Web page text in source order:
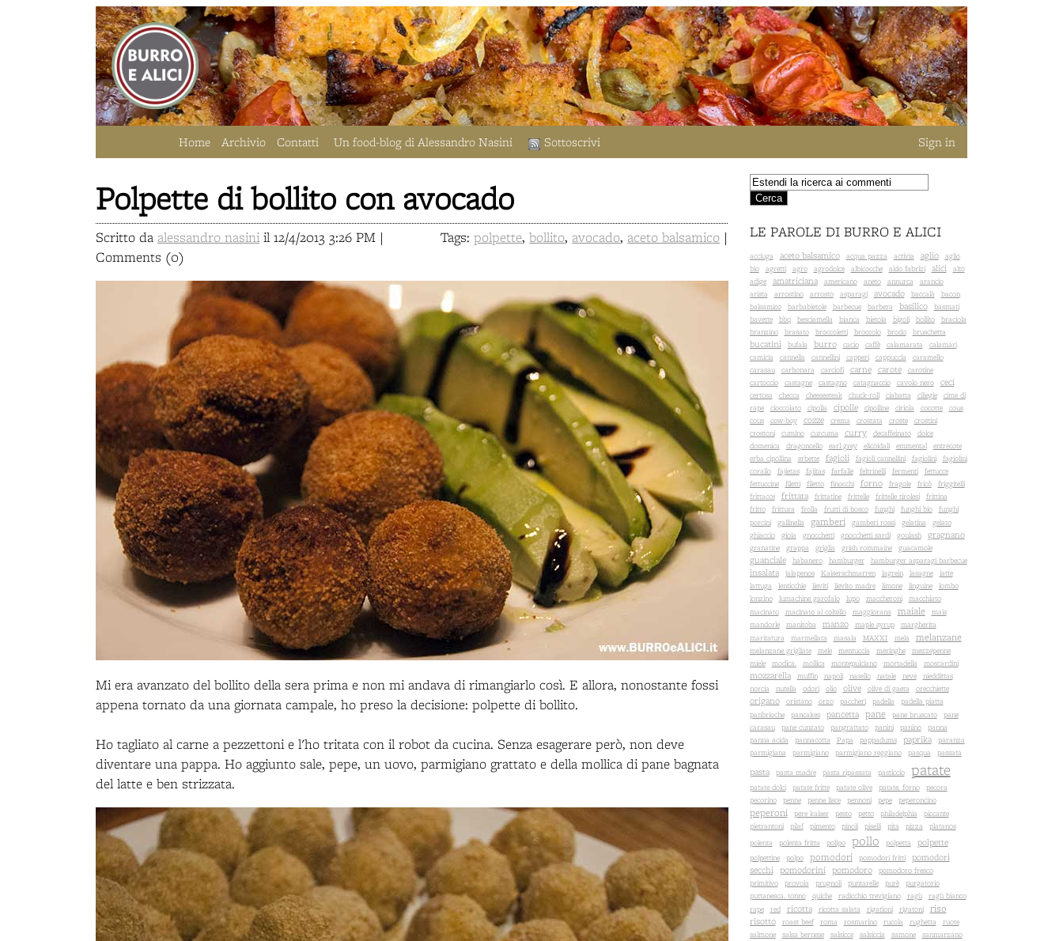
Sign in
Home Archivio Contatti Un food-blog di Alessandro Nasini Sottoscrivi
Polpette di bollito con avocado
Tags:polpette,bollito, avocado, aceto balsamico |
Scritto da alessandro nasini il 12/4/2013 3:26 PM |
Comments (0)
Mi era avanzato del bollito della sera prima e non mi andava di rimangiarlo così. E allora, nonostante fossi
appena tornato da una giornata campale, ho preso la decisione: polpette di bollito.
Ho tagliato al carne a pezzettoni e l'ho tritata con il robot da cucina. Senza esagerare però, non deve
diventare una pappa. Ho aggiunto sale, pepe, un uovo, parmigiano grattato e della mollica di pane bagnata
del latte e ben strizzata.
LE PAROLE DI BURRO E ALICI
acciuga aceto balsamico acqua pazza activia aglio
aglio
bio
agretti agro agrodolce albicocche aldo fabrizi alici
alto
adige
amatriciana americano aneto annurca
arancio
arista
arrostino arrosto asparagi avocado baccalà
bacon
balsamico
barbabietole barbecue barbera basilico
basmati
bavette
bbq besciamella bianca bietola bigoli bollito
braciola
branzino
brasato broccoletti broccolo brodo bruschetta
bucatini bufala burro cacio caffè calamarata
calamari
camicia
cannella cannellini capperi cappuccia
caramello
carasau
carbonara carciofi carne carote
carotine
cartoccio
castagne castagno catagnaccio cavolo nero ceci
certosa checca cheesesteak chuck-roll ciabatta ciliegie
cime di
rape
cioccolato cipolla cipolle cipolline ciriola cocotte
cous
cous
cow-boy cozze crema crostata croste
crostini
crostoni
cumino curcuma curry decaffeinato
dolce
domenica
dragoncello earl grey elicoidali emmental
entrecote
erba cipollina
erbette fagioli fagioli cannellini fagiolini
fagiolini
corallo
fajietas fajitas farfalle feltrinelli fermenti
fettucce
fettuccine
filetti filetto finocchi forno fragole fricò
friggitelli
frittacce
frittata frittatine frittelle frittelle tirolesi
frittina
fritto
frittura frolla frutti di bosco funghi funghi bio
funghi
porcini
gallinella gamberi gamberi rossi gelatina
gelato
ghiaccio
gioia gnocchetti gnocchetti sardi goulash gragnano
granatine grappa griglia grish rommaine guacamole
guanciale habanero hamburger hamburger asparagi barbecue
insalata jalapenos Kaiserschmarren lagrein lasagne
latte
lattuga
lenticchie lieviti lievito madre limone linguine
lombo
lonzino
lumachine garofalo lupo maccheroni
macchiato
macinato
macinato al coltello maggiorana maiale
mais
mandorle
manitoba manzo maple syrup
margherita
maritatura
marmellata masala MAXXI mela melanzane
melanzane grigliate mele mentuccia meringhe
mezzepenne
miele
modica. mollica montepulciano mortadella moscardini
mozzarella muffin napoli nasello natale neve
nieddittas
norcia
nutella odori olio olive olive di gaeta orecchiette
origano oristano orzo paccheri padella
padella piatta
panbrioche
pancakes pancetta pane pane bruscato
pane
carasau
pane cunzato pangrattato panini panino
panna
panna acida
pannacotta Papa pappadums paprika
paranza
parmigiana
parmigiano parmigiano reggiano pasqua passata
pasta pasta madre pasta ripassata pasticcio patate
patate dolci patate fritte patate olive patate. forno
pecora
pecorino
penne penne lisce pennoni pepe peperoncino
peperoni pere kaiser pesto petto philadelphia
piccante
pietrantoni
pilaf pimento pinoli piselli pita pizza
platanos
polenta
polenta fritta polipo pollo polpetta polpette
polpettine polpo pomodori pomodori fritti
pomodori
secchi pomodorini pomodoro
pomodoro fresco
primitivo
provola prugnoli puntarelle purè
purgatorio
puttanesca. tonno
quiche radicchio trevigiano ragù
ragù bianco
rape
red ricotta ricotta salata rigationi rigatoni riso
risotto roast beef roma rosmarino rucola rughetta
ruote
salmone
salsa bernese salsicce salsiccia samone
sanmarzano